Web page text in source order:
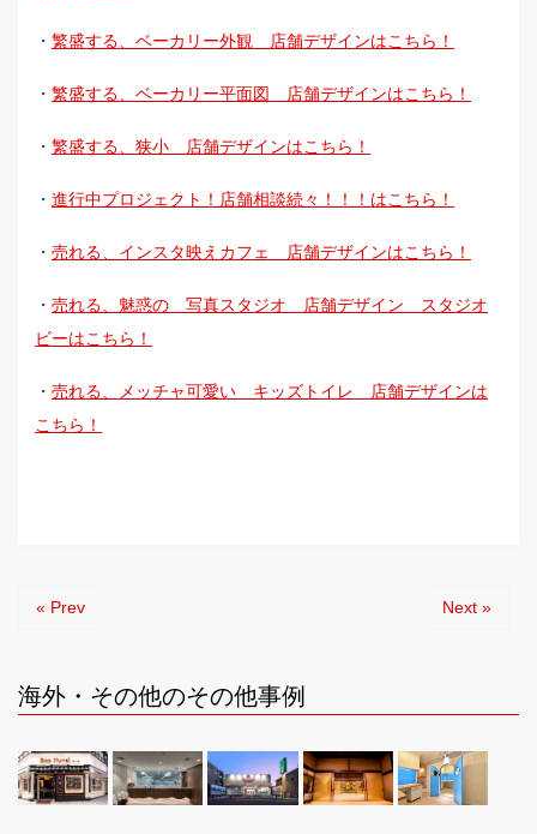
・ 繁盛する、ベーカリー外観 店舗デザインはこちら！
・ 繁盛する、ベーカリー平面図 店舗デザインはこちら！
・ 繁盛する、狭小 店舗デザインはこちら！
・ 進行中プロジェクト！店舗相談続々！！！はこちら！
・ 売れる、インスタ映えカフェ 店舗デザインはこちら！
・ 売れる、魅惑の 写真スタジオ 店舗デザイン スタジオ
ビーはこちら！
・ 売れる、メッチャ可愛い キッズトイレ 店舗デザインは
こちら！
« Prev Next »
海外・その他のその他事例